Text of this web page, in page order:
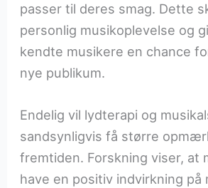
passer til deres smag. Dette
personlig musikoplevelse og
kendte musikere en chance
nye publikum.
Endelig vil lydterapi og
sandsynligvis få større
fremtiden. Forskning viser, at
have en positiv indvirkning på